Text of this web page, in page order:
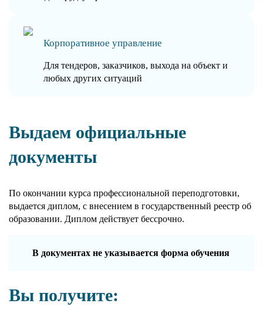
Корпоративное управление
Для тендеров, заказчиков, выхода на объект и
любых других ситуаций
Выдаем официальные
документы
По окончании курса профессиональной переподготовки,
выдается диплом, с внесением в государственный реестр об
образовании. Диплом действует бессрочно.
В документах не указывается форма обучения
Вы получите: